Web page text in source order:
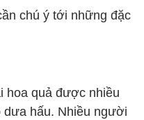
chú ý tới những đặc
hoa quả được nhiều
hấu. Nhiều người